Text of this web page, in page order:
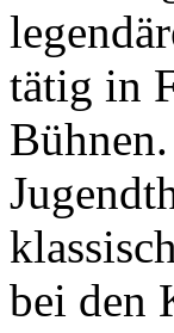
tätig in
bei den